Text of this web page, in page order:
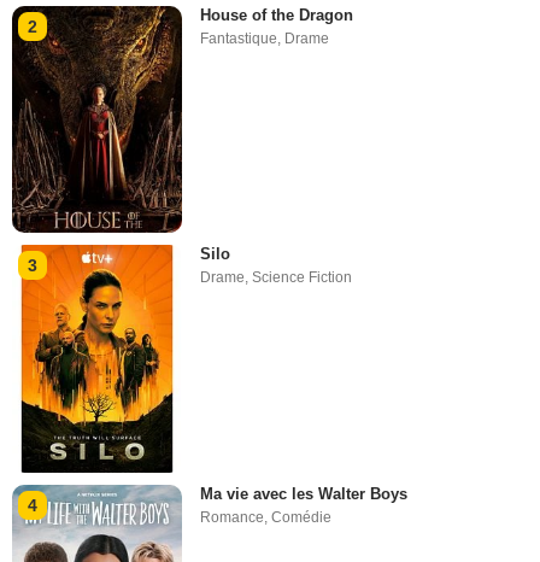
2
House of the Dragon
Fantastique, Drame
3
Silo
Drame,Science Fiction
4
Ma vie avec les Walter Boys
Romance ,Comédie